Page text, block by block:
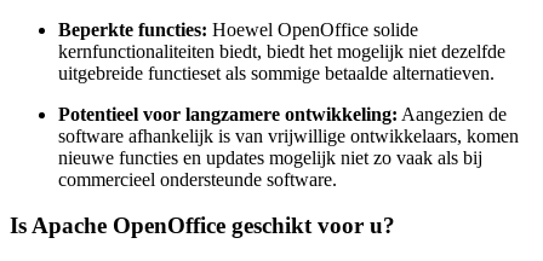
Beperkte functies: Hoewel OpenOffice solide
kernfunctionaliteiten biedt, biedt het mogelijk niet dezelfde
uitgebreide functieset als sommige betaalde alternatieven.
Potentieel voor langzamere ontwikkeling: Aangezien de
software afhankelijk is van vrijwillige ontwikkelaars, komen
nieuwe functies en updates mogelijk niet zo vaak als bij
commercieel ondersteunde software.
Is Apache OpenOffice geschikt voor u?